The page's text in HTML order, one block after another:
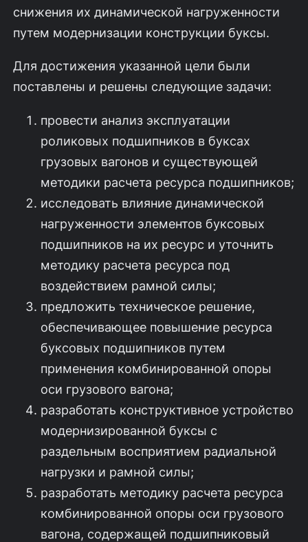
снижения их динамической нагруженности
путем модернизации конструкции буксы.
Для достижения указанной цели были
поставлены и решены следующие задачи:
провести анализ эксплуатации
роликовых подшипников в буксах
грузовых вагонов и существующей
методики расчета ресурса подшипников;
исследовать влияние динамической
нагруженности элементов буксовых
подшипников на их ресурс и уточнить
методику расчета ресурса под
воздействием рамной силы;
предложить техническое решение,
обеспечивающее повышение ресурса
буксовых подшипников путем
применения комбинированной опоры
оси грузового вагона;
разработать конструктивное устройство
модернизированной буксы с
раздельным восприятием радиальной
нагрузки и рамной силы;
разработать методику расчета ресурса
комбинированной опоры оси грузового
вагона, содержащей подшипниковый